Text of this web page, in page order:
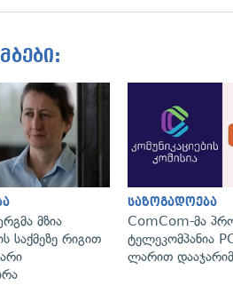
მზია
საქმეზე რიგით
საზოგადოება
ComCom-მა
ტელეკომპანია
ლარით